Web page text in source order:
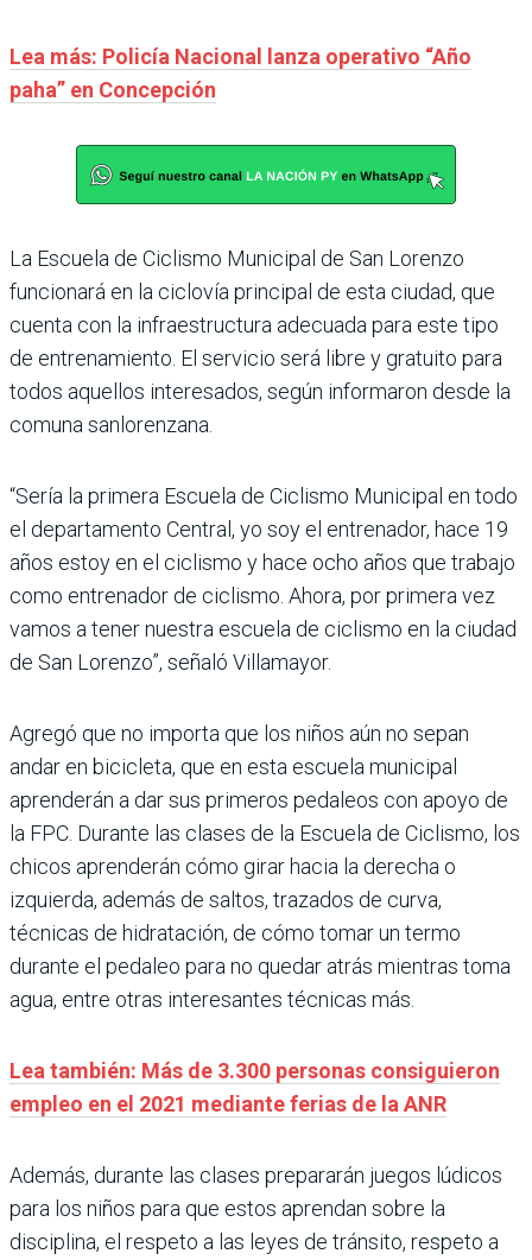
Lea más: Policía Nacional lanza operativo “Año
paha” en Concepción
La Escuela de Ciclismo Municipal de San Lorenzo
funcionará en la ciclovía principal de esta ciudad, que
cuenta con la infraestructura adecuada para este tipo
de entrenamiento. El servicio será libre y gratuito para
todos aquellos interesados, según informaron desde la
comuna sanlorenzana.
“Sería la primera Escuela de Ciclismo Municipal en todo
el departamento Central, yo soy el entrenador, hace 19
años estoy en el ciclismo y hace ocho años que trabajo
como entrenador de ciclismo. Ahora, por primera vez
vamos a tener nuestra escuela de ciclismo en la ciudad
de San Lorenzo”, señaló Villamayor.
Agregó que no importa que los niños aún no sepan
andar en bicicleta, que en esta escuela municipal
aprenderán a dar sus primeros pedaleos con apoyo de
la FPC. Durante las clases de la Escuela de Ciclismo, los
chicos aprenderán cómo girar hacia la derecha o
izquierda, además de saltos, trazados de curva,
técnicas de hidratación, de cómo tomar un termo
durante el pedaleo para no quedar atrás mientras toma
agua, entre otras interesantes técnicas más.
Lea también: Más de 3.300 personas consiguieron
empleo en el 2021 mediante ferias de la ANR
Además, durante las clases prepararán juegos lúdicos
para los niños para que estos aprendan sobre la
disciplina, el respeto a las leyes de tránsito, respeto a